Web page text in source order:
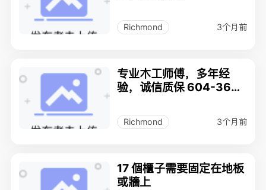
Richmond 3个月前
专业木工师傅，多年经
验，诚信质保 604-363-
Richmond 3个月前
17 個櫃子需要固定在地板
或牆上